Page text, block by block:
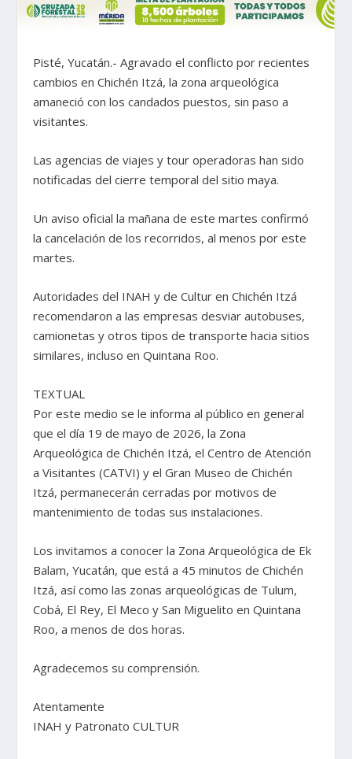
Pisté, Yucatán.- Agravado el conflicto por recientes
cambios en Chichén Itzá, la zona arqueológica
amaneció con los candados puestos, sin paso a
visitantes.
Las agencias de viajes y tour operadoras han sido
notificadas del cierre temporal del sitio maya.
Un aviso oficial la mañana de este martes confirmó
la cancelación de los recorridos, al menos por este
martes.
Autoridades del INAH y de Cultur en Chichén Itzá
recomendaron a las empresas desviar autobuses,
camionetas y otros tipos de transporte hacia sitios
similares, incluso en Quintana Roo.
TEXTUAL
Por este medio se le informa al público en general
que el día 19 de mayo de 2026, la Zona
Arqueológica de Chichén Itzá, el Centro de Atención
a Visitantes (CATVI) y el Gran Museo de Chichén
Itzá, permanecerán cerradas por motivos de
mantenimiento de todas sus instalaciones.
Los invitamos a conocer la Zona Arqueológica de Ek
Balam, Yucatán, que está a 45 minutos de Chichén
Itzá, así como las zonas arqueológicas de Tulum,
Cobá, El Rey, El Meco y San Miguelito en Quintana
Roo, a menos de dos horas.
Agradecemos su comprensión.
Atentamente
INAH y Patronato CULTUR